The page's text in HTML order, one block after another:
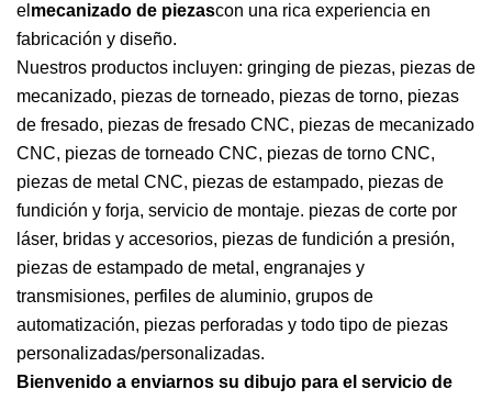
el mecanizado de piezascon una rica experiencia en
fabricación y diseño.
Nuestros productos incluyen: gringing de piezas, piezas de
mecanizado, piezas de torneado, piezas de torno, piezas
de fresado, piezas de fresado CNC, piezas de mecanizado
CNC, piezas de torneado CNC, piezas de torno CNC,
piezas de metal CNC, piezas de estampado, piezas de
fundición y forja, servicio de montaje. piezas de corte por
láser, bridas y accesorios, piezas de fundición a presión,
piezas de estampado de metal, engranajes y
transmisiones, perfiles de aluminio, grupos de
automatización, piezas perforadas y todo tipo de piezas
personalizadas/personalizadas.
Bienvenido a enviarnos su dibujo para el servicio de